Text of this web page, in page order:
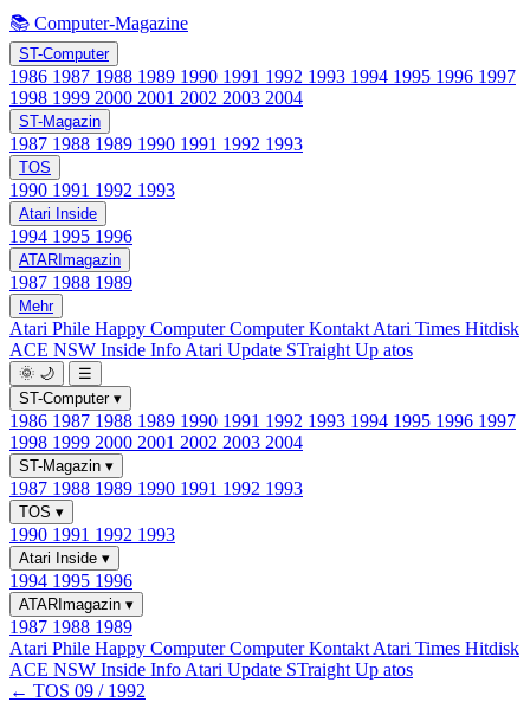
📚 Computer-Magazine
ST-Computer
1986 1987 1988 1989 1990 1991 1992 1993 1994 1995 1996 1997
1998 1999 2000 2001 2002 2003 2004
ST-Magazin
1987 1988 1989 1990 1991 1992 1993
TOS
1990 1991 1992 1993
Atari Inside
1994 1995 1996
ATARImagazin
1987 1988 1989
Mehr
Atari Phile Happy ComputerComputer Kontakt Atari Times Hitdisk
ACE NSW Inside Info Atari Update STraight Up atos
🌞 🌙
☰
ST-Computer ▾
1986 1987 1988 1989 1990 1991 1992 1993 1994 1995 1996 1997
1998 1999 2000 2001 2002 2003 2004
ST-Magazin ▾
1987 1988 1989 1990 1991 1992 1993
TOS ▾
1990 1991 1992 1993
Atari Inside ▾
1994 1995 1996
ATARImagazin ▾
1987 1988 1989
Atari Phile Happy ComputerComputer Kontakt Atari Times Hitdisk
ACE NSW Inside Info Atari Update STraight Up atos
← TOS 09 / 1992